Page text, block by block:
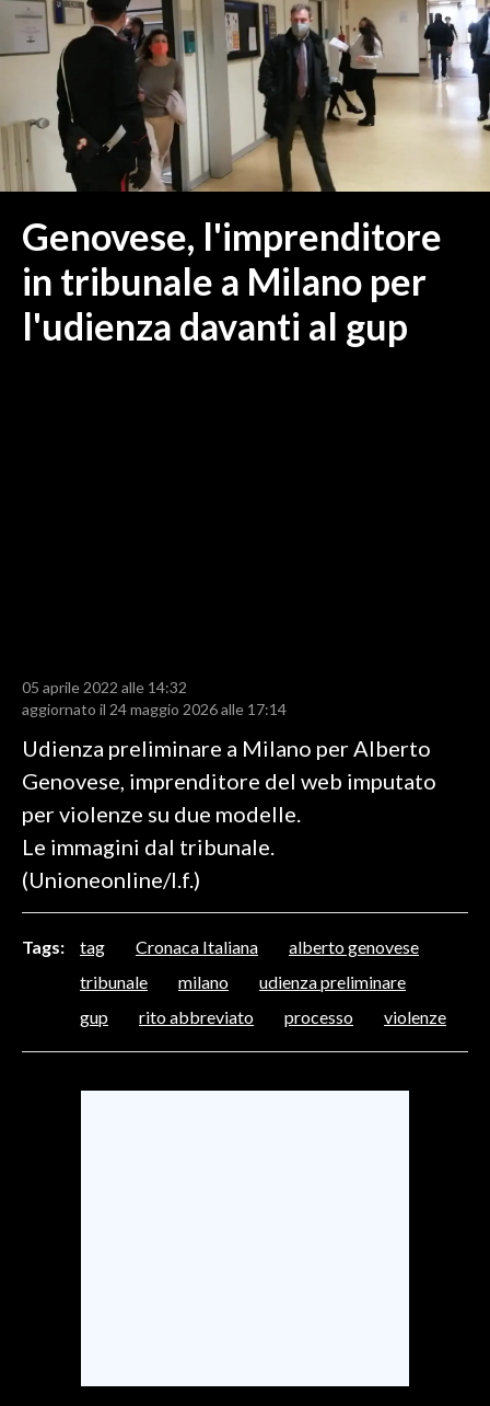
MEDIO CAMPIDANO
ORISTANO E PROVINCIA
SASSARI E PROVINCIA
GALLURA
NUORO E PROVINCIA
OGLIASTRA
ITALIA
MONDO
RISULTATI E CLASSIFICHE
CALCIO REGIONALE
BASKET
VOLLEY
MOTORI
TENNIS
CULTURA
SPETTACOLI
Genovese, l'imprenditore
in tribunale a Milano per
l'udienza davanti al gup
05 aprile 2022 alle 14:32
aggiornato il 24 maggio 2026 alle 17:14
Udienza preliminare a Milano per Alberto
Genovese, imprenditore del web imputato
per violenze su due modelle.
Le immagini dal tribunale.
(Unioneonline/l.f.)
Tags: tag Cronaca Italiana
alberto genovese
tribunale
milano
udienza preliminare
gup
rito abbreviato processo violenze